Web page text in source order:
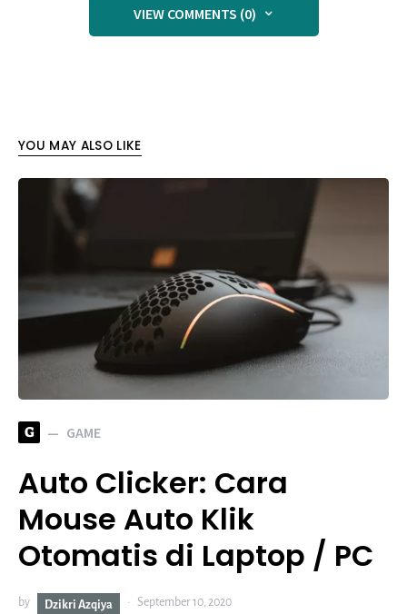
VIEW COMMENTS (0)
YOU MAY ALSO LIKE
G GAME
Auto Clicker: Cara
Mouse Auto Klik
Otomatis di Laptop / PC
by Dzikri Azqiya September 10, 2020